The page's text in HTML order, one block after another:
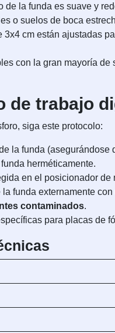
de la funda es suave y
o suelos de boca
3x4 cm están ajustadas
con la gran mayoría
de trabajo
siga este protocolo:
la funda
herméticamente.
en el posicionador de
la funda externamente
contaminados.
para placas de